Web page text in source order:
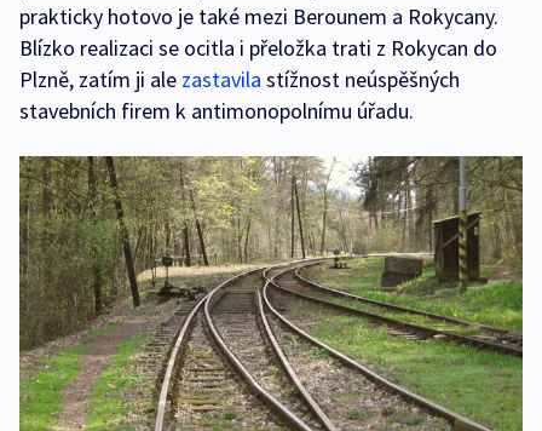
prakticky hotovo je také mezi Berounem a Rokycany.
Blízko realizaci se ocitla i přeložka trati z Rokycan do
Plzně, zatím ji ale zastavila stížnost neúspěšných
stavebních firem k antimonopolnímu úřadu.